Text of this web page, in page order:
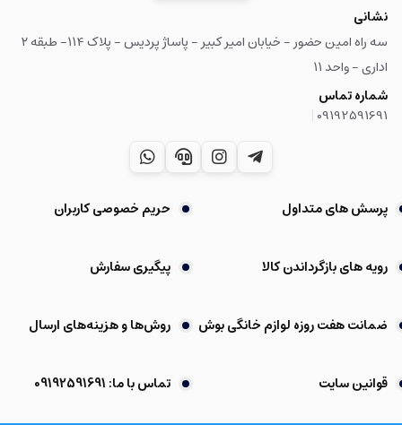
نشانی
سه راه امین حضور - خیابان امیر کبیر - پاساژ پردیس - پلاک ۱۱۴- طبقه ۲
اداری - واحد ۱۱
شماره تماس
09192591691
پرسش های متداول حریم خصوصی کاربران
رویه های بازگرداندن کالا پیگیری سفارش
ضمانت هفت روزه لوازم خانگی بوش روش‌ها و هزینه‌های ارسال
قوانین سایت تماس با ما: 09192591691